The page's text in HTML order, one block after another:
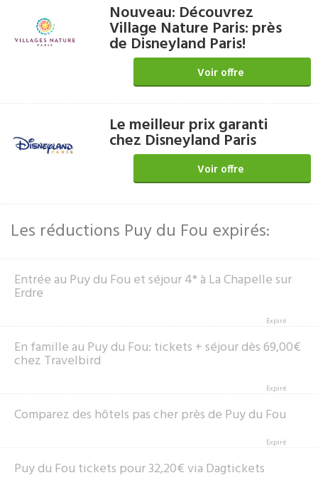
Nouveau: Découvrez
Village Nature Paris: près
de Disneyland Paris!
Voir offre
Le meilleur prix garanti
chez Disneyland Paris
Voir offre
Les réductions Puy du Fou expirés:
Entrée au Puy du Fou et séjour 4* à La Chapelle sur
Erdre
Expiré
En famille au Puy du Fou: tickets + séjour dès 69,00€
chez Travelbird
Expiré
Comparez des hôtels pas cher près de Puy du Fou
Expiré
Puy du Fou tickets pour 32,20€ via Dagtickets